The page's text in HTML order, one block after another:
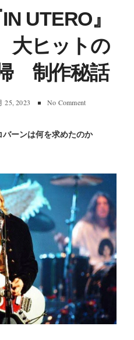
UTERO』
大ヒットの
制作秘話
25, 2023 No Comment
バーンは何を求めたのか